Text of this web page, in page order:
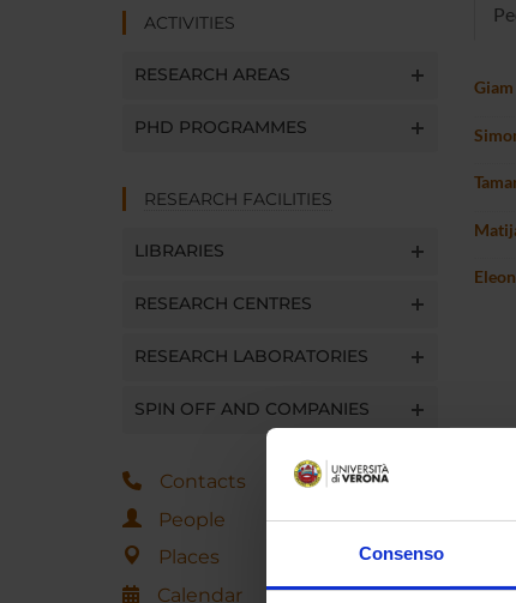
Consenso
ACTIVITIES
RESEARCH AREAS
PHD PROGRAMMES
RESEARCH FACILITIES
LIBRARIES
RESEARCH CENTRES
RESEARCH LABORATORIES
SPIN OFF AND COMPANIES
Contacts
People
Places
Calendar